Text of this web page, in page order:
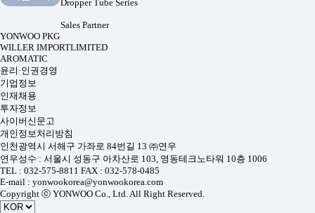
Dropper Tube Series
Sales Partner
YONWOO PKG
WILLER IMPORTLIMITED
AROMATIC
윤리·인권경영
기업정보
인재채용
투자정보
사이버신문고
개인정보처리방침
인천광역시 서해구 가좌로 84번길 13 ㈜연우
연우성수 : 서울시 성동구 아차산로 103, 영동테크노타워 10층 1006
TEL : 032-575-8811 FAX : 032-578-0485
E-mail : yonwookorea@yonwookorea.com
Copyright ⓒ YONWOO Co., Ltd. All Right Reserved.